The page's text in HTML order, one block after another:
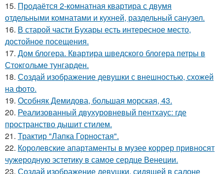
15. Продаётся 2-комнатная квартира с двумя
отдельными комнатами и кухней, раздельный санузел.
16. В старой части Бухары есть интересное место,
достойное посещения.
17. Дом блогера. Квартира шведского блогера петры в
Стокгольме тунгарден.
18. Создай изображение девушки с внешностью, схожей
на фото.
19. Особняк Демидова, большая морская, 43.
20. Реализованный двухуровневый пентхаус: где
пространство дышит стилем.
21. Трактир "Лапка Горностая".
22. Королевские апартаменты в музее коррер привносят
чужеродную эстетику в самое сердце Венеции.
23. Создай изображение девушки, сидящей в салоне